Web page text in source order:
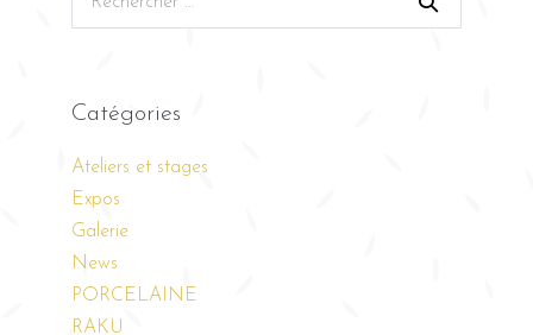
Catégories
Ateliers et stages
Expos
Galerie
News
PORCELAINE
RAKU